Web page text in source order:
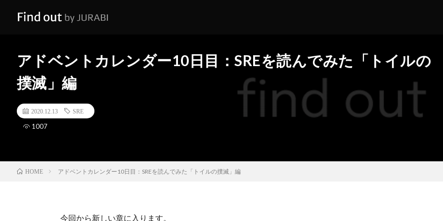
アドベントカレンダー10日目：SREを読んでみた「トイルの
撲滅」編
2020.12.13 SRE
1007
HOME アドベントカレンダー10日目：SREを読んでみた「トイルの撲滅」編
今回から新しい章に入ります。